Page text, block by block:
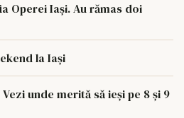
Operei Iași. Au rămas doi
la Iași
unde merită să ieși pe 8 și 9